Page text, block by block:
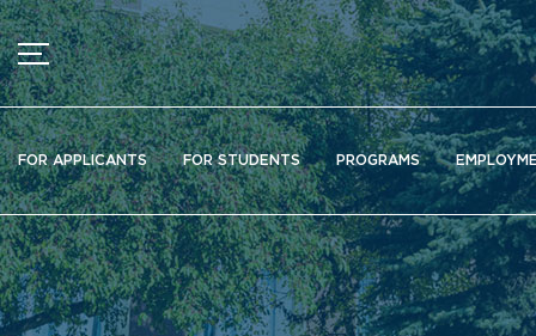
FOR APPLICANTS FOR STUDENTS PROGRAMS
MENU
News
Ads
Documents
Information about educational organization
Officially about admission